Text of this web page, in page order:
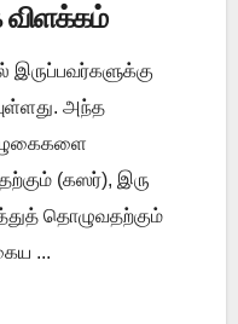
விளக்கம்
அந்த
(கஸர்), இரு
தொழுவதற்கும்
...